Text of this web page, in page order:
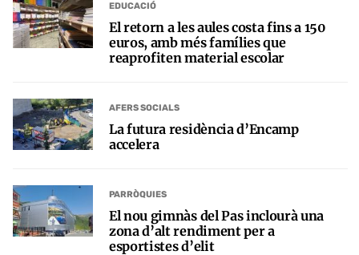
EDUCACIÓ
El retorn a les aules costa fins a 150
euros, amb més famílies que
reaprofiten material escolar
AFERS SOCIALS
La futura residència d’Encamp
accelera
PARRÒQUIES
El nou gimnàs del Pas inclourà una
zona d’alt rendiment per a
esportistes d’elit